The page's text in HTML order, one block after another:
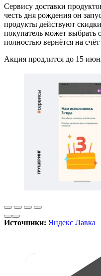
Сервису доставки
честь дня рождения он
продукты действуют
покупатель может выбрать
полностью вернётся на
Акция продлится до 15
Источники: Яндекс Лавка